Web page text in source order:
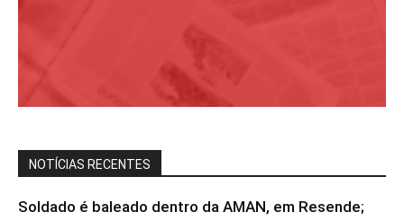
NOTÍCIAS RECENTES
Soldado é baleado dentro da AMAN, em Resende;